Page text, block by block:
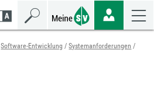
Software-Entwicklung
Systemanforderungen